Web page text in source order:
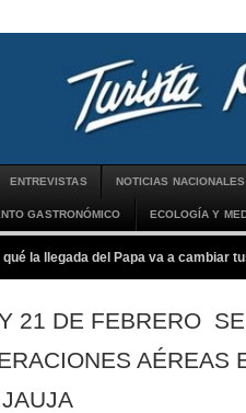
ENTREVISTAS NOTICIAS NACIONALES
GASTRONÓMICO ECOLOGÍA Y
la llegada del Papa va a cambiar
21 DE FEBRERO
AÉREAS